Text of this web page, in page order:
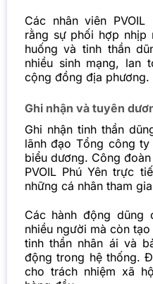
Các nhân viên
rằng sự phối hợp nhịp
huống và tinh thần
nhiều sinh mạng, lan
cộng đồng địa phương.
Ghi nhận và tuyên
Ghi nhận tinh thần
lãnh đạo Tổng công
biểu dương. Công
PVOIL Phú Yên trực
những cá nhân tham
Các hành động dũng
nhiều người mà còn
tinh thần nhân ái và
động trong hệ thống.
cho trách nhiệm xã